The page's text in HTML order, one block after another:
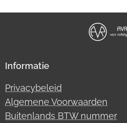
Informatie
Privacybeleid
Algemene Voorwaarden
Buitenlands BTW nummer